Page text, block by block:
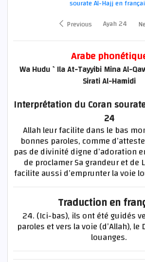
sourate Al-Hajj en
Previous
Ayah 24
Arabe
Wa Hudu `Ila At-Tayyibi Mina Al-
Sirati Al-Hamidi
Interprétation du Coran
24
Allah leur facilite dans le bas
bonnes paroles, comme
pas de divinité digne d’adoration
de proclamer Sa grandeur et de
facilite aussi d’emprunter la voie
Traduction en
24. (Ici-bas), ils ont été guidés
paroles et vers la voie (d’Allah), le
louanges.